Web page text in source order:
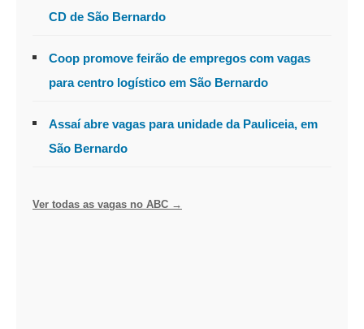
CD de São Bernardo
Coop promove feirão de empregos com vagas
para centro logístico em São Bernardo
Assaí abre vagas para unidade da Pauliceia, em
São Bernardo
Ver todas as vagas no ABC →